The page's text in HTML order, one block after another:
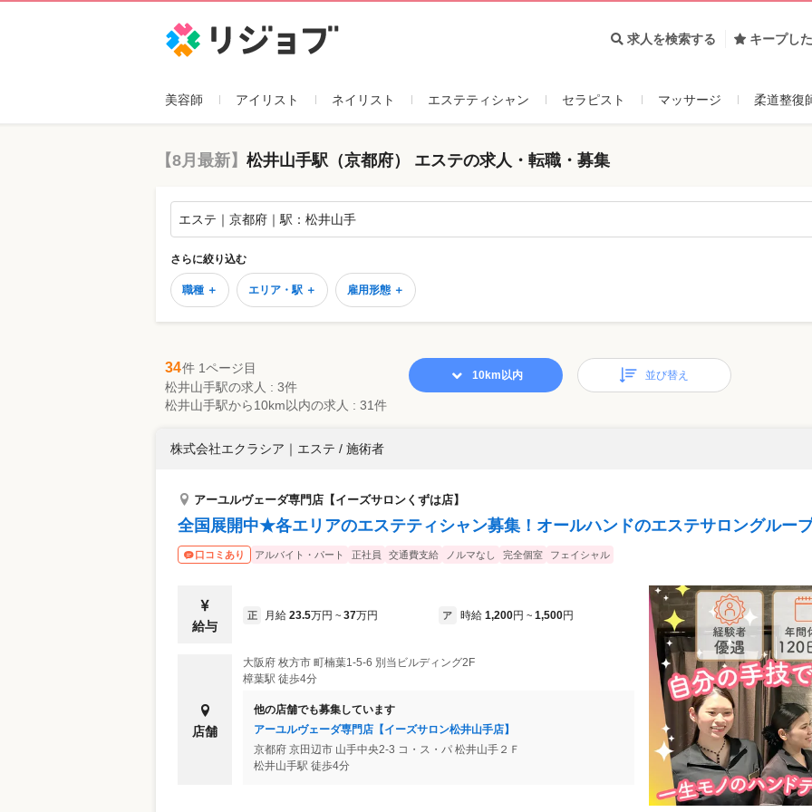
求人を検索する キープし
美容師 アイリスト ネイリスト エステティシャン セラピスト マッサージ 柔道整復
【8月最新】 松井山手駅（京都府） エステの求人・転職・募集
エステ｜京都府｜駅：松井山手
さらに絞り込む
職種 ＋ エリア・駅 ＋ 雇用形態 ＋
34件 1ページ目
松井山手駅の求人 : 3件
松井山手駅から10km以内の求人 : 31件
10km以内 並び替え
株式会社エクラシア ｜ エステ / 施術者
アーユルヴェーダ専門店【イーズサロンくずは店】
全国展開中★各エリアのエステティシャン募集！オールハンドのエステサロングルー
口コミあり アルバイト・パート 正社員 交通費支給 ノルマなし 完全個室 フェイシャル
給与
正 月給 23.5万円 ~ 37万円 ア 時給 1,200円 ~ 1,500円
店舗
大阪府 枚方市 町楠葉1-5-6 別当ビルディング2F
樟葉駅 徒歩4分
他の店舗でも募集しています
アーユルヴェーダ専門店【イーズサロン松井山手店】
京都府 京田辺市 山手中央2-3 コ・ス・パ 松井山手２Ｆ
松井山手駅 徒歩4分